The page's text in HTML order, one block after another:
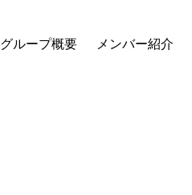
グループ概要 メンバー紹介